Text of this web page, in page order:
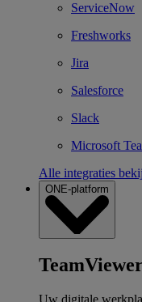
ServiceNow
Freshworks
Jira
Salesforce
Slack
Microsoft
Alle integraties
ONE-platform